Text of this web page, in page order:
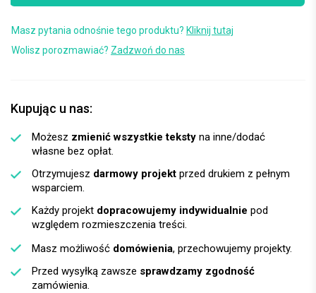
Masz pytania odnośnie tego produktu? Kliknij tutaj
Wolisz porozmawiać? Zadzwoń do nas
Kupując u nas:
Możesz zmienić wszystkie teksty na inne/dodać
własne bez opłat.
Otrzymujesz darmowy projekt przed drukiem z pełnym
wsparciem.
Każdy projekt dopracowujemy indywidualnie pod
względem rozmieszczenia treści.
Masz możliwość domówienia, przechowujemy projekty.
Przed wysyłką zawsze sprawdzamy zgodność
zamówienia.